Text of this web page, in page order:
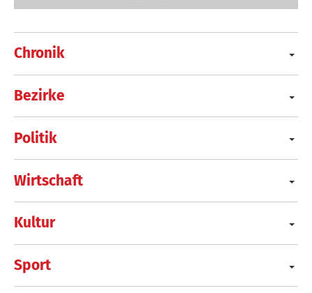
Chronik
Bezirke
Politik
Wirtschaft
Kultur
Sport